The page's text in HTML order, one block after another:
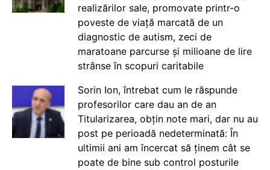
realizărilor sale, promovate printr-o
poveste de viață marcată de un
diagnostic de autism, zeci de
maratoane parcurse și milioane de lire
strânse în scopuri caritabile
Sorin Ion, întrebat cum le răspunde
profesorilor care dau an de an
Titularizarea, obțin note mari, dar nu au
post pe perioadă nedeterminată: În
ultimii ani am încercat să ținem cât se
poate de bine sub control posturile